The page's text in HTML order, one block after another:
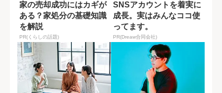
家の売却成功にはカギが
ある？家処分の基礎知識
を解説
PR(くらしの話題)
SNSアカウントを着実に
成長。実はみんなココ使
ってます。
PR(Dreaw合同会社)